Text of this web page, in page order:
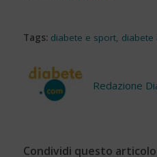
Tags: diabete e sport, diabete
Redazione
Condividi questo articolo